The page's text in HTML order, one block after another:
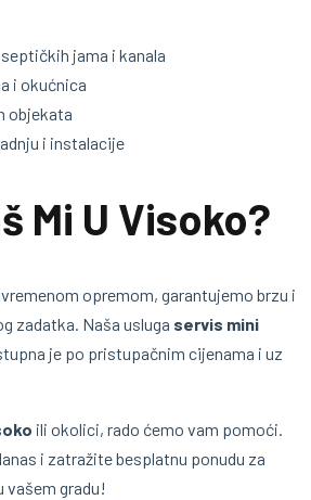
jama i kanala
i okućnica
objekata
i instalacije
Mi U Visoko?
opremom, garantujemo brzu i
zadatka. Naša usluga servis mini
je po pristupačnim cijenama i uz
ili okolici, rado ćemo vam pomoći.
i zatražite besplatnu ponudu za
vašem gradu!